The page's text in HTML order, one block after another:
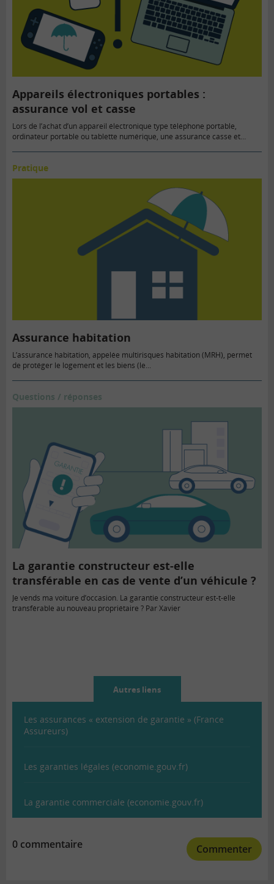
Appareils électroniques portables :
assurance vol et casse
Lors de l’achat d’un appareil électronique type téléphone portable,
ordinateur portable ou tablette numérique, une assurance casse et…
Pratique
Assurance habitation
L’assurance habitation, appelée multirisques habitation (MRH), permet
de protéger le logement et les biens (le...
Questions / réponses
La garantie constructeur est-elle
transférable en cas de vente d’un véhicule ?
Je vends ma voiture d’occasion. La garantie constructeur est-t-elle
transférable au nouveau propriétaire ? Par Xavier
Autres liens
Les assurances « extension de garantie » (France
Assureurs)
Les garanties légales (economie.gouv.fr)
La garantie commerciale (economie.gouv.fr)
0 commentaire Commenter